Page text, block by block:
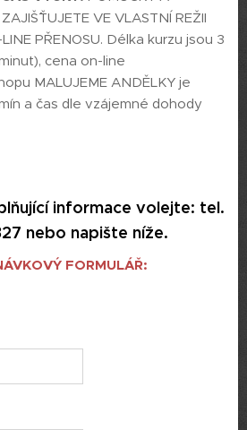
VE VLASTNÍ REŽII
PŘENOSU. Délka kurzu jsou 3
cena on-line
MALUJEME ANDĚLKY je
a čas dle vzájemné dohody
informace volejte: tel.
nebo napište níže.
FORMULÁŘ: